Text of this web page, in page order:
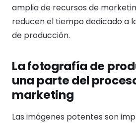
amplia de recursos de
reducen el tiempo dedicado a
de producción.
La fotografía de
una parte del
marketing
Las imágenes potentes son